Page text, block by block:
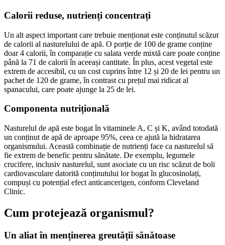
Calorii reduse, nutrienți concentrați
Un alt aspect important care trebuie menționat este conținutul scăzut
de calorii al nasturelului de apă. O porție de 100 de grame conține
doar 4 calorii, în comparație cu salata verde mixtă care poate conține
până la 71 de calorii în aceeași cantitate. În plus, acest vegetal este
extrem de accesibil, cu un cost cuprins între 12 și 20 de lei pentru un
pachet de 120 de grame, în contrast cu prețul mai ridicat al
spanacului, care poate ajunge la 25 de lei.
Componenta nutrițională
Nasturelul de apă este bogat în vitaminele A, C și K, având totodată
un conținut de apă de aproape 95%, ceea ce ajută la hidratarea
organismului. Această combinație de nutrienți face ca nasturelul să
fie extrem de benefic pentru sănătate. De exemplu, legumele
crucifere, inclusiv nasturelul, sunt asociate cu un risc scăzut de boli
cardiovasculare datorită conținutului lor bogat în glucosinolați,
compuși cu potențial efect anticancerigen, conform Cleveland
Clinic.
Cum protejează organismul?
Un aliat în menținerea greutății sănătoase